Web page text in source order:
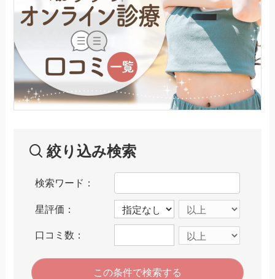
絞り込み検索
検索ワード：
星評価：
口コミ数：
この条件で検索する